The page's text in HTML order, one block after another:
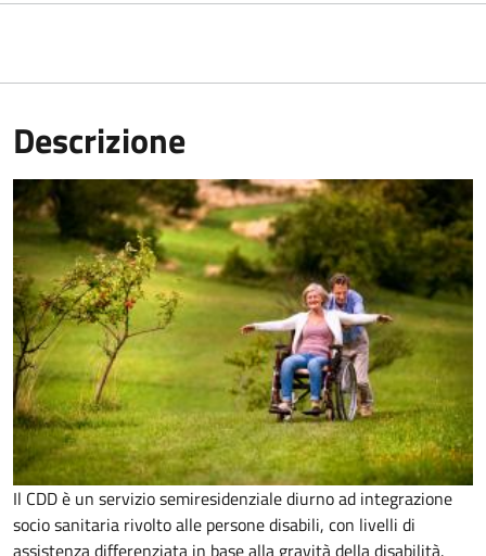
Descrizione
Il CDD è un servizio semiresidenziale diurno ad integrazione
socio sanitaria rivolto alle persone disabili, con livelli di